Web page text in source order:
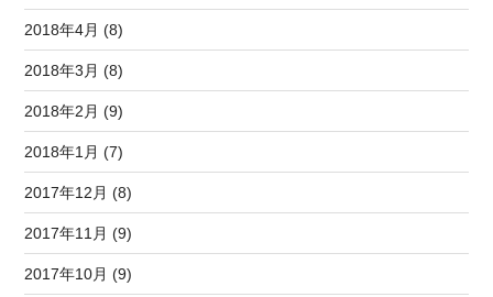
2018年4月 (8)
2018年3月 (8)
2018年2月 (9)
2018年1月 (7)
2017年12月 (8)
2017年11月 (9)
2017年10月 (9)